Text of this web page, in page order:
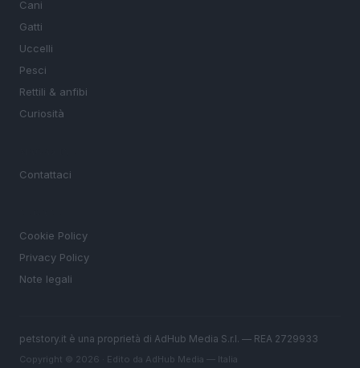
Cani
Gatti
Uccelli
Pesci
Rettili & anfibi
Curiosità
Contattaci
Cookie Policy
Privacy Policy
Note legali
petstory.it è una proprietà di AdHub Media S.r.l. — REA 2729933
Copyright © 2026 · Edito da AdHub Media — Italia